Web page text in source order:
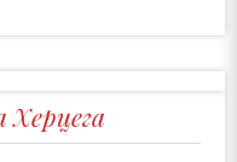
Хeрцeгa